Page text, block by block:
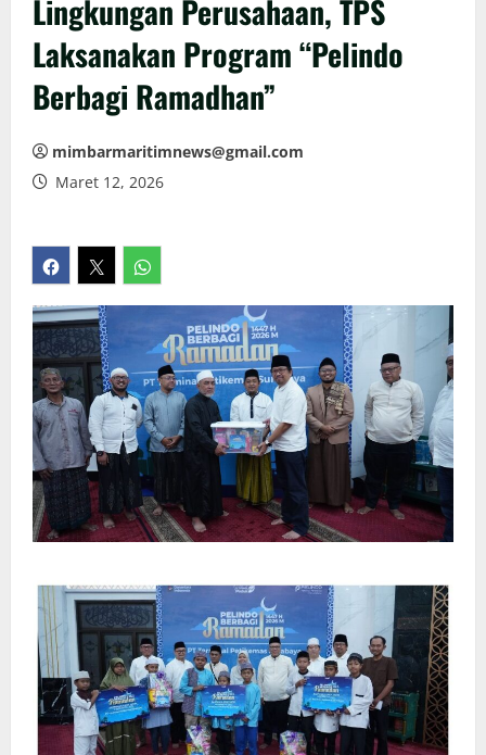
Lingkungan Perusahaan, TPS
Laksanakan Program “Pelindo
Berbagi Ramadhan”
mimbarmaritimnews@gmail.com
Maret 12, 2026